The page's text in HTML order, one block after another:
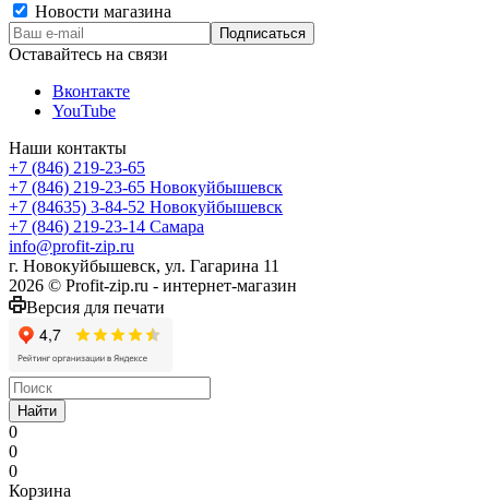
Новости магазина
Оставайтесь на связи
Вконтакте
YouTube
Наши контакты
+7 (846) 219-23-65
+7 (846) 219-23-65 Новокуйбышевск
+7 (84635) 3-84-52 Новокуйбышевск
+7 (846) 219-23-14 Самара
info@profit-zip.ru
г. Новокуйбышевск, ул. Гагарина 11
2026 © Profit-zip.ru - интернет-магазин
Версия для печати
Найти
0
0
0
Корзина